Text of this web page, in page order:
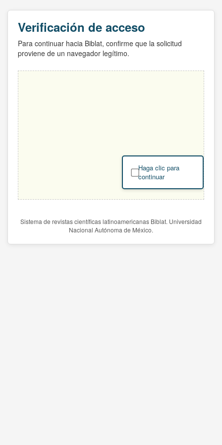
Verificación de acceso
Para continuar hacia Biblat, confirme que la solicitud
proviene de un navegador legítimo.
Haga clic para
continuar
Sistema de revistas científicas latinoamericanas Biblat. Universidad
Nacional Autónoma de México.